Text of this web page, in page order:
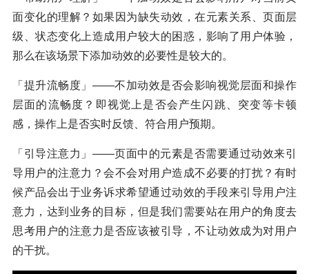
面变化的理解？如果因为缺失动效，在元素关系、页面层
级、状态变化上造成用户较大的困惑，影响了用户体验，
那么在该场景下添加动效的必要性是较大的。
「提升流畅度」——不加动效是否会影响视觉层面和操作
层面的流畅度？即视觉上是否会产生闪跳、突变等卡顿
感，操作上是否实时反馈、符合用户预期。
「引导注意力」——页面中的元素是否需要通过动效来引
导用户的注意力？会不会对用户造成不必要的打扰？有时
候产品会出于业务诉求希望通过动效的手段来引导用户注
意力，达到业务的目标，但是我们需要站在用户的角度去
思考用户的注意力是否应该被引导，不让动效成为对用户
的干扰。